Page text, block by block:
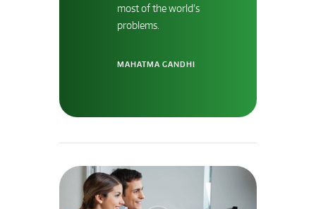
most of the world’s
problems.
MAHATMA GANDHI